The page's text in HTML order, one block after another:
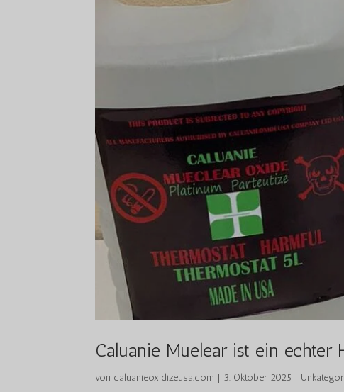
Caluanie Muelear ist ein echter
von caluanieoxidizeusa.com | 3. Oktober 2025 |